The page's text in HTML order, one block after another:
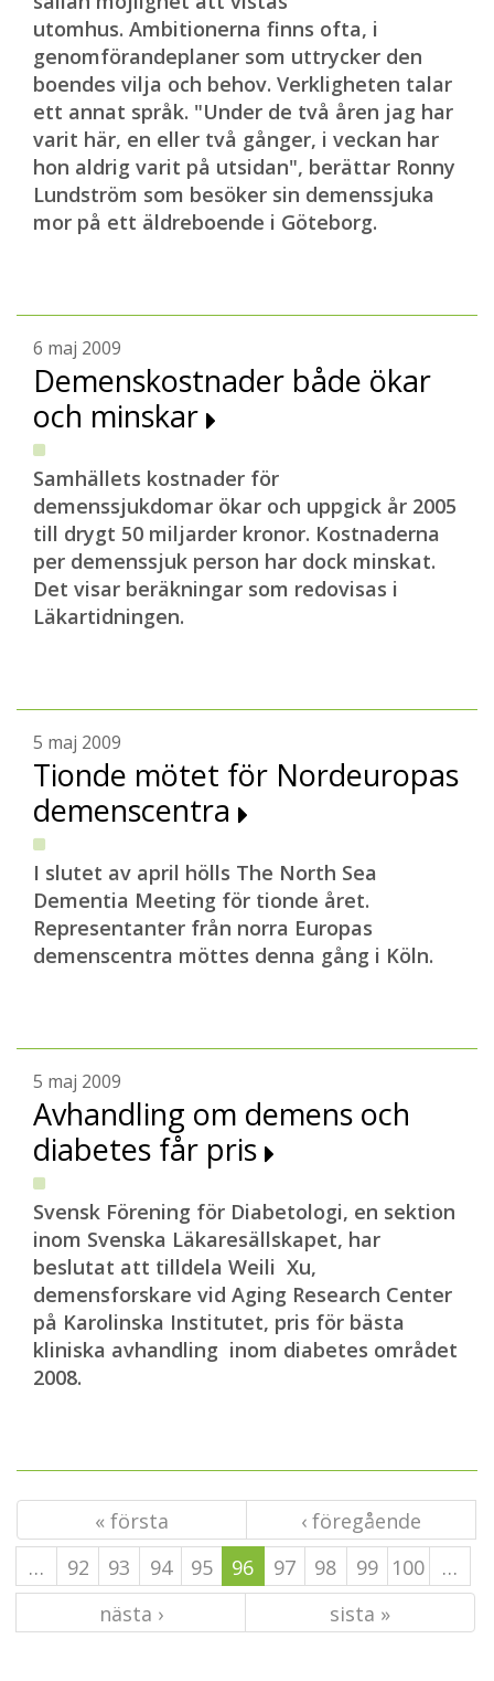
utomhus. Ambitionerna finns ofta, i
genomförandeplaner som uttrycker den
boendes vilja och behov. Verkligheten talar
ett annat språk. "Under de två åren jag har
varit här, en eller två gånger, i veckan har
hon aldrig varit på utsidan", berättar Ronny
Lundström som besöker sin demenssjuka
mor på ett äldreboende i Göteborg.
6 maj 2009
Demenskostnader både ökar
och minskar
Samhällets kostnader för
demenssjukdomar ökar och uppgick år 2005
till drygt 50 miljarder kronor. Kostnaderna
per demenssjuk person har dock minskat.
Det visar beräkningar som redovisas i
Läkartidningen.
5 maj 2009
Tionde mötet för Nordeuropas
demenscentra
I slutet av april hölls The North Sea
Dementia Meeting för tionde året.
Representanter från norra Europas
demenscentra möttes denna gång i Köln.
5 maj 2009
Avhandling om demens och
diabetes får pris
Svensk Förening för Diabetologi, en sektion
inom Svenska Läkaresällskapet, har
beslutat att tilldela Weili Xu,
demensforskare vid Aging Research Center
på Karolinska Institutet, pris för bästa
kliniska avhandling inom diabetes området
2008.
« första
‹ föregående
…
92 93 94 95 96 97 98 99 100
…
nästa ›
sista »